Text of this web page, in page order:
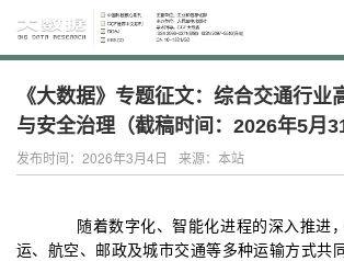
《大数据》专题征文：综合交通行业
与安全治理（截稿时间：2026年5月
发布时间：2026年3月4日 来源：本站
随着数字化、智能化进程的深入推进
运、航空、邮政及城市交通等多种运输方式共